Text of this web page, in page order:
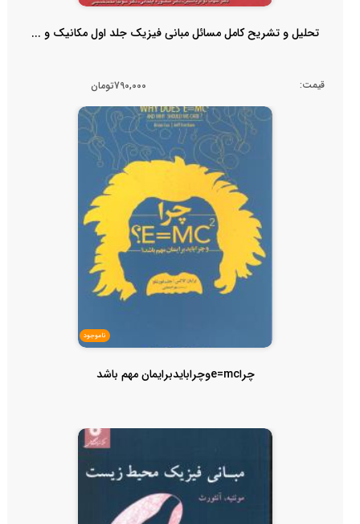
تحلیل و تشریح کامل مسائل مبانی فیزیک جلد اول مکانیک و ...
قیمت: 790,000تومان
ناموجود
چراe=mcوچرابایدبرایمان مهم باشد